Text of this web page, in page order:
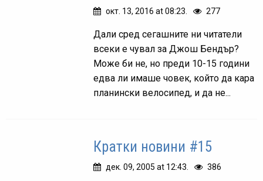
окт. 13, 2016 at 08:23. 277
Дали сред сегашните ни читатели
всеки е чувал за Джош Бендър?
Може би не, но преди 10-15 години
едва ли имаше човек, който да кара
планински велосипед, и да не...
Кратки новини #15
дек. 09, 2005 at 12:43. 386